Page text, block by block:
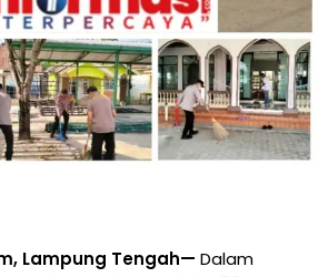
Lampung Tengah— Dalam